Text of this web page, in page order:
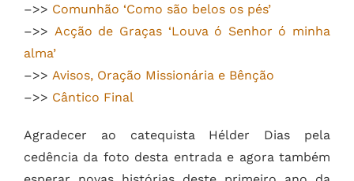
–>> Comunhão ‘Como são belos os pés’
–>> Acção de Graças ‘Louva ó Senhor ó minha
alma’
–>> Avisos, Oração Missionária e Bênção
–>> Cântico Final
Agradecer ao catequista Hélder Dias pela
cedência da foto desta entrada e agora também